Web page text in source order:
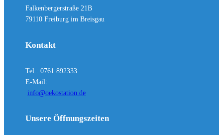
Falkenbergerstraße 21B
79110 Freiburg im Breisgau
Kontakt
Tel.: 0761 892333
E-Mail:
info@oekostation.de
Unsere Öffnungszeiten